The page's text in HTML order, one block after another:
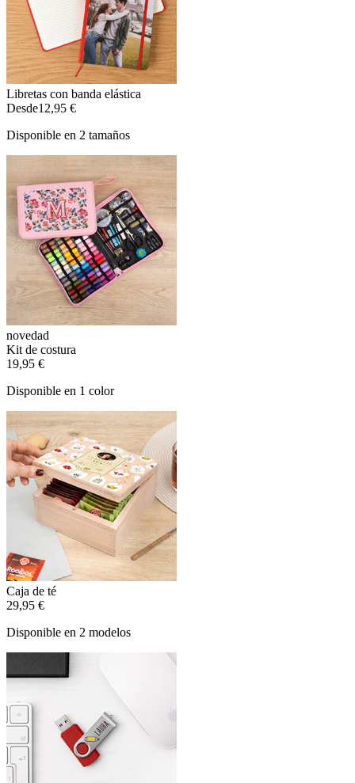
Libretas con banda elástica
Desde12,95 €
Disponible en 2 tamaños
novedad
Kit de costura
19,95 €
Disponible en 1 color
Caja de té
29,95 €
Disponible en 2 modelos